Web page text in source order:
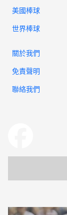
美國棒球
世界棒球
關於我們
免責聲明
聯絡我們